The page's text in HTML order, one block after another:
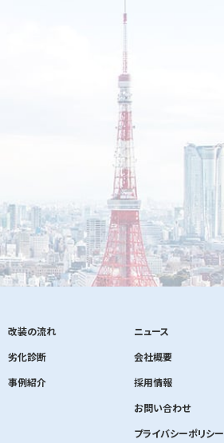
改装の流れ
劣化診断
事例紹介
ニュース
会社概要
採用情報
お問い合わせ
プライバシーポリシー